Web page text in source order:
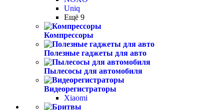
Uniq
Ещё 9
Компрессоры
Полезные гаджеты для авто
Пылесосы для автомобиля
Видеорегистраторы
Xiaomi